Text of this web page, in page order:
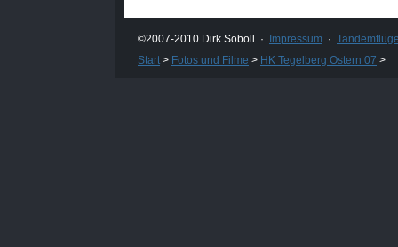
©2007-2010 Dirk Soboll · Impressum ·
Start > Fotos und Filme > HK Tegelberg Ostern 07 >